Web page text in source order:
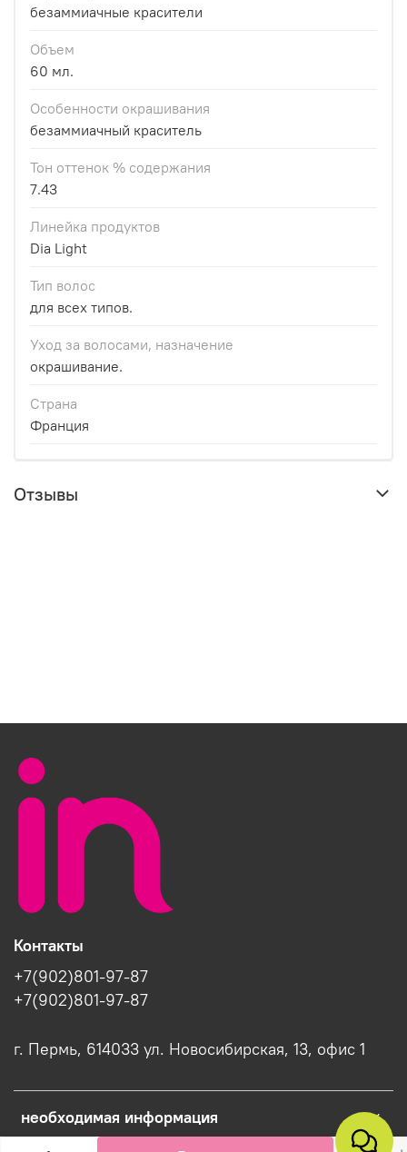
безаммиачные красители
Объем
60 мл.
Особенности окрашивания
безаммиачный краситель
Тон оттенок % содержания
7.43
Линейка продуктов
Dia Light
Тип волос
для всех типов.
Уход за волосами, назначение
окрашивание.
Страна
Франция
Отзывы
необходимая информация
Контакты
+7(902)801-97-87
+7(902)801-97-87
г. Пермь, 614033 ул. Новосибирская, 13, офис 1